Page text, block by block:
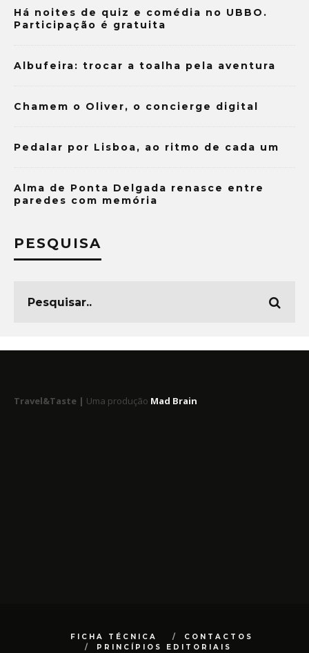
Há noites de quiz e comédia no UBBO.
Participação é gratuita
Albufeira: trocar a toalha pela aventura
Chamem o Oliver, o concierge digital
Pedalar por Lisboa, ao ritmo de cada um
Alma de Ponta Delgada renasce entre
paredes com memória
PESQUISA
Travel&Taste | Uma produção Mad Brain
FICHA TÉCNICA
CONTACTOS
PRINCÍPIOS EDITORIAIS